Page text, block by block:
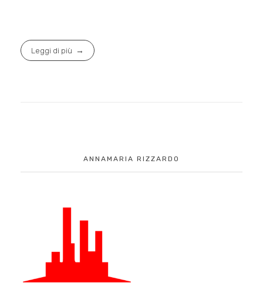
Leggi di più
ANNAMARIA RIZZARDO